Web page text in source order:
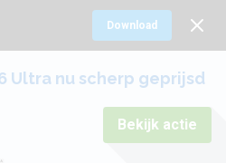
Download
Ultra nu scherp geprijsd
Bekijk actie